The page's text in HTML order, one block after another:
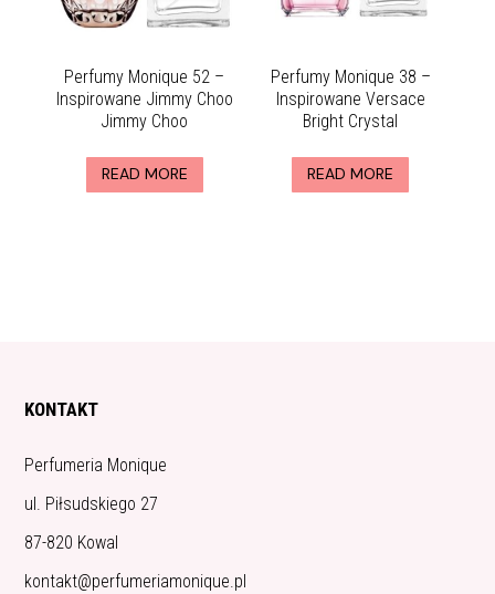
Perfumy Monique 52 –
Inspirowane Jimmy Choo
Jimmy Choo
READ MORE
Perfumy Monique 38 –
Inspirowane Versace
Bright Crystal
READ MORE
KONTAKT
Perfumeria Monique
ul. Piłsudskiego 27
87-820 Kowal
kontakt@perfumeriamonique.pl